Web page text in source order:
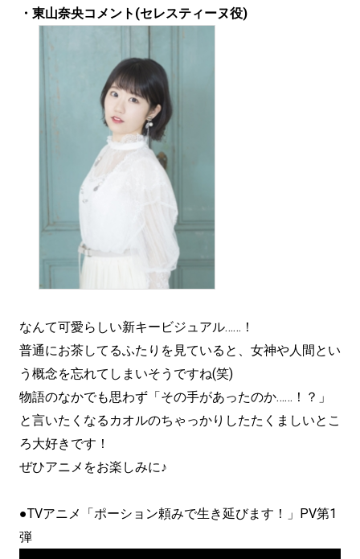
・東山奈央コメント(セレスティーヌ役)
なんて可愛らしい新キービジュアル……！
普通にお茶してるふたりを見ていると、女神や人間とい
う概念を忘れてしまいそうですね(笑)
物語のなかでも思わず「その手があったのか……！？」
と言いたくなるカオルのちゃっかりしたたくましいとこ
ろ大好きです！
ぜひアニメをお楽しみに♪
●TVアニメ「ポーション頼みで生き延びます！」PV第1
弾